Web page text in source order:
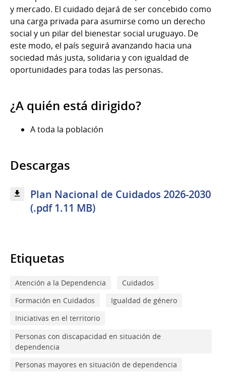
y mercado. El cuidado dejará de ser concebido como
una carga privada para asumirse como un derecho
social y un pilar del bienestar social uruguayo. De
este modo, el país seguirá avanzando hacia una
sociedad más justa, solidaria y con igualdad de
oportunidades para todas las personas.
¿A quién está dirigido?
A toda la población
Descargas
Plan Nacional de Cuidados 2026-2030
(.pdf 1.11 MB)
Etiquetas
Atención a la Dependencia
Cuidados
Formación en Cuidados
Igualdad de género
Iniciativas en el territorio
Personas con discapacidad en situación de
dependencia
Personas mayores en situación de dependencia